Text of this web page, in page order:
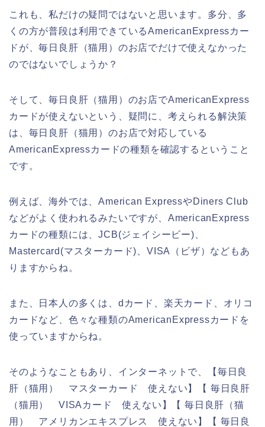
これも、私だけの疑問ではないと思います。多分、多
くの方が普段は利用できているAmericanExpressカー
ドが、毎日良肝（猫用）のお店でだけで使えなかった
のではないでしょうか？
そして、毎日良肝（猫用）のお店でAmericanExpress
カードが使えないという、疑問に、考えられる解決策
は、毎日良肝（猫用）のお店で対応している
AmericanExpressカードの種類を確認するということ
です。
例えば、海外では、American ExpressやDiners Club
などがよく使われるみたいですが、AmericanExpress
カードの種類には、JCB(ジェイシービー)、
Mastercard(マスターカード)、VISA（ビザ）などもあ
りますからね。
また、日本人の多くは、dカード、楽天カード、オリコ
カードなど、色々な種類のAmericanExpressカードを
使っていますからね。
そのようなこともあり、インターネットで、【毎日良
肝（猫用） マスターカード 使えない】【 毎日良肝
（猫用） VISAカード 使えない】【 毎日良肝（猫
用） アメリカンエキスプレス 使えない】【 毎日良